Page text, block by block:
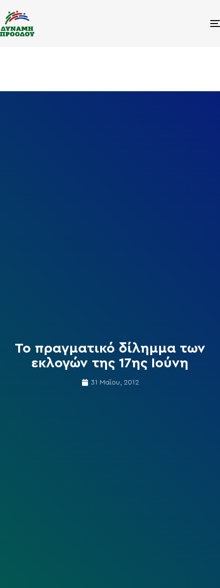
Το πραγματικό δίλημμα των
εκλογών της 17ης Ιούνη
31 Μαΐου, 2012